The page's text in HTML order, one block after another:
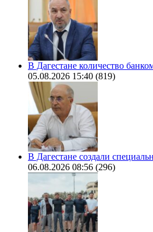
В Дагестане количество
05.08.2026 15:40 (819)
В Дагестане создали
06.08.2026 08:56 (296)